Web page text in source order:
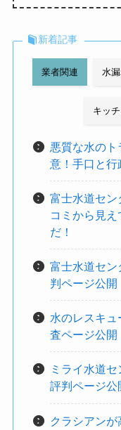
新着記事
業者関連 水
キッ
悪質な水の
意！手口と行
富士水道セン
コミから見
だ！
富士水道セ
判ページ公開
水のレスキ
査ページ公開
ミライ水道
評判ページ公
クラシアン